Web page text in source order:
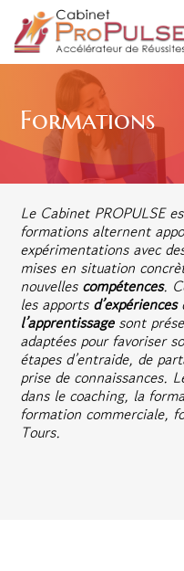
Formations
Le Cabinet PROPULSE
formations alternent
expérimentations avec
mises en situation
nouvelles compétences.
les apports d’expériences
l’apprentissagesont
adaptées pour favoriser
étapes d’entraide, de
prise de connaissances.
dans le coaching, la
formation commerciale,
Tours.